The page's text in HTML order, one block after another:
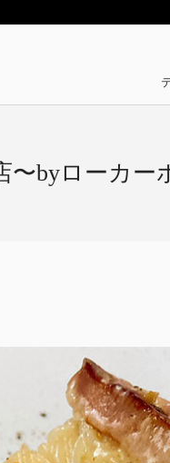
〜byローカー